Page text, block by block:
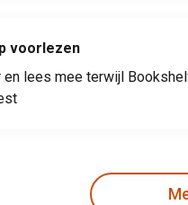
voorlezen
en lees mee terwijl